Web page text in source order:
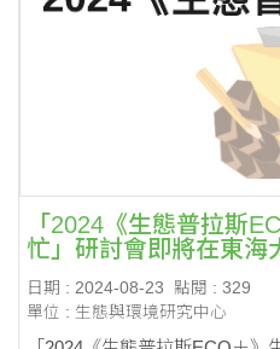
「2024《生態普拉斯
忙」研討會即將在東海
日期 : 2024-08-23
點閱 : 329
單位 : 生態與環境研究中心